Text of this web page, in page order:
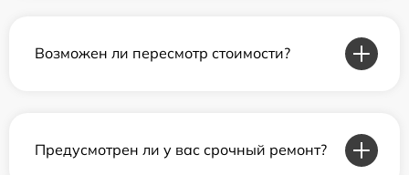
Возможен ли пересмотр стоимости?
Предусмотрен ли у вас срочный ремонт?